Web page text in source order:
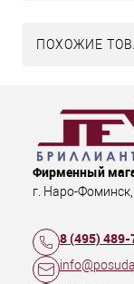
ПОХОЖИЕ
Фирменный
г. Наро-Фоминск,
8 (495)